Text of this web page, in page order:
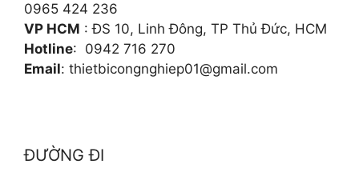
0965 424 236
VP HCM : ĐS 10, Linh Đông, TP Thủ Đức, HCM
Hotline: 0942 716 270
Email: thietbicongnghiep01@gmail.com
ĐƯỜNG ĐI